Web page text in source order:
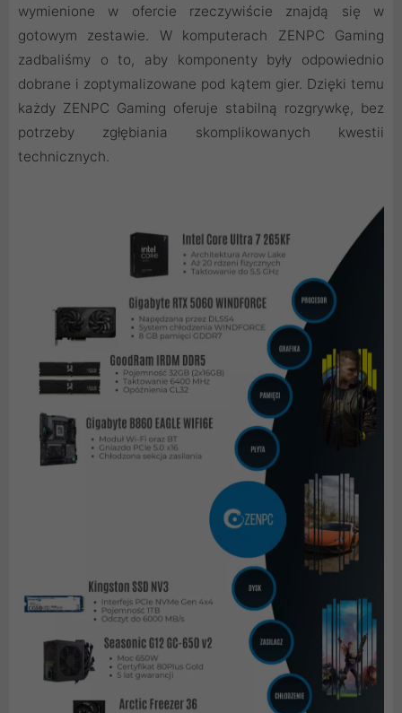
wymienione w ofercie rzeczywiście znajdą się w
gotowym zestawie. W komputerach ZENPC Gaming
zadbaliśmy o to, aby komponenty były odpowiednio
dobrane i zoptymalizowane pod kątem gier. Dzięki temu
każdy ZENPC Gaming oferuje stabilną rozgrywkę, bez
potrzeby zgłębiania skomplikowanych kwestii
technicznych.